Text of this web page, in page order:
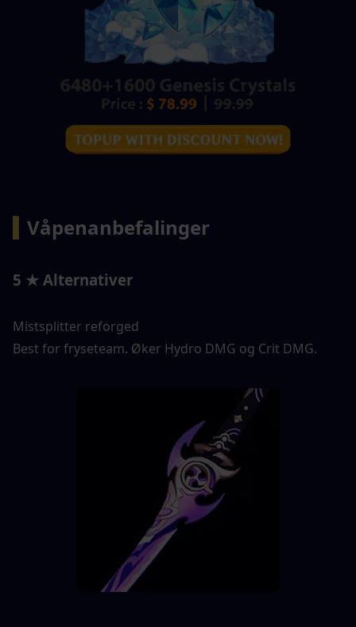
Våpenanbefalinger
5 ★ Alternativer
Mistsplitter reforged
Best for fryseteam. Øker Hydro DMG og Crit DMG.